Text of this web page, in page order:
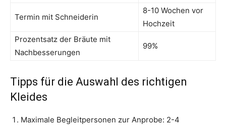
Termin mit Schneiderin
8-10 Wochen vor
Hochzeit
Prozentsatz der Bräute mit
Nachbesserungen
99%
Tipps für die Auswahl des richtigen
Kleides
Maximale Begleitpersonen zur Anprobe: 2-4